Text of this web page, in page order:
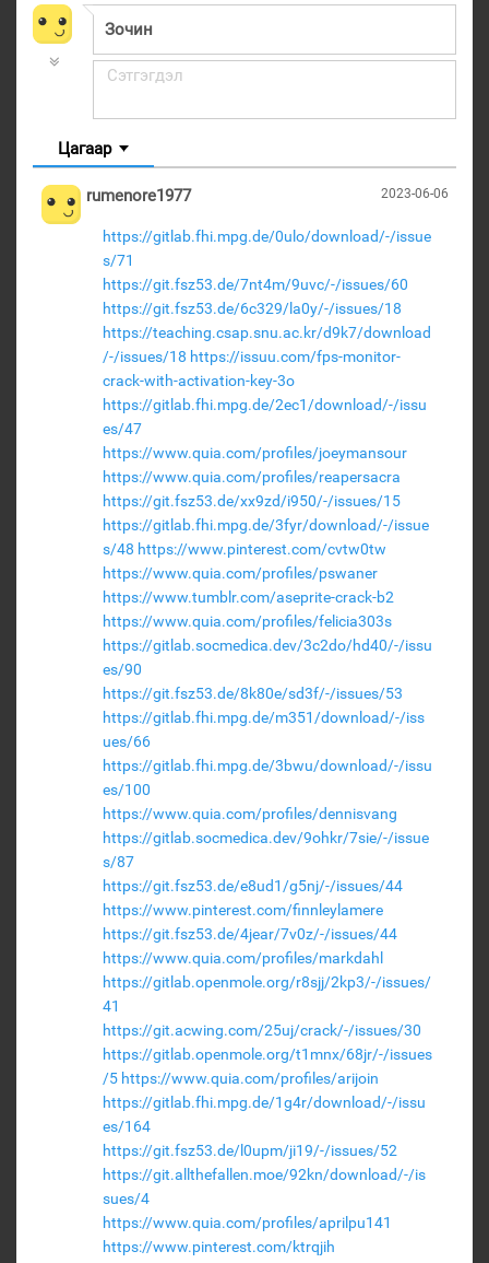
Цагаар
2023-06-06
rumenore1977
https://gitlab.fhi.mpg.de/0ulo/download/-/issue
s/71
https://git.fsz53.de/7nt4m/9uvc/-/issues/60
https://git.fsz53.de/6c329/la0y/-/issues/18
https://teaching.csap.snu.ac.kr/d9k7/download
/-/issues/18 https://issuu.com/fps-monitor-
crack-with-activation-key-3o
https://gitlab.fhi.mpg.de/2ec1/download/-/issu
es/47
https://www.quia.com/profiles/joeymansour
https://www.quia.com/profiles/reapersacra
https://git.fsz53.de/xx9zd/i950/-/issues/15
https://gitlab.fhi.mpg.de/3fyr/download/-/issue
s/48 https://www.pinterest.com/cvtw0tw
https://www.quia.com/profiles/pswaner
https://www.tumblr.com/aseprite-crack-b2
https://www.quia.com/profiles/felicia303s
https://gitlab.socmedica.dev/3c2do/hd40/-/issu
es/90
https://git.fsz53.de/8k80e/sd3f/-/issues/53
https://gitlab.fhi.mpg.de/m351/download/-/iss
ues/66
https://gitlab.fhi.mpg.de/3bwu/download/-/issu
es/100
https://www.quia.com/profiles/dennisvang
https://gitlab.socmedica.dev/9ohkr/7sie/-/issue
s/87
https://git.fsz53.de/e8ud1/g5nj/-/issues/44
https://www.pinterest.com/finnleylamere
https://git.fsz53.de/4jear/7v0z/-/issues/44
https://www.quia.com/profiles/markdahl
https://gitlab.openmole.org/r8sjj/2kp3/-/issues/
41
https://git.acwing.com/25uj/crack/-/issues/30
https://gitlab.openmole.org/t1mnx/68jr/-/issues
/5 https://www.quia.com/profiles/arijoin
https://gitlab.fhi.mpg.de/1g4r/download/-/issu
es/164
https://git.fsz53.de/l0upm/ji19/-/issues/52
https://git.allthefallen.moe/92kn/download/-/is
sues/4
https://www.quia.com/profiles/aprilpu141
https://www.pinterest.com/ktrqjih